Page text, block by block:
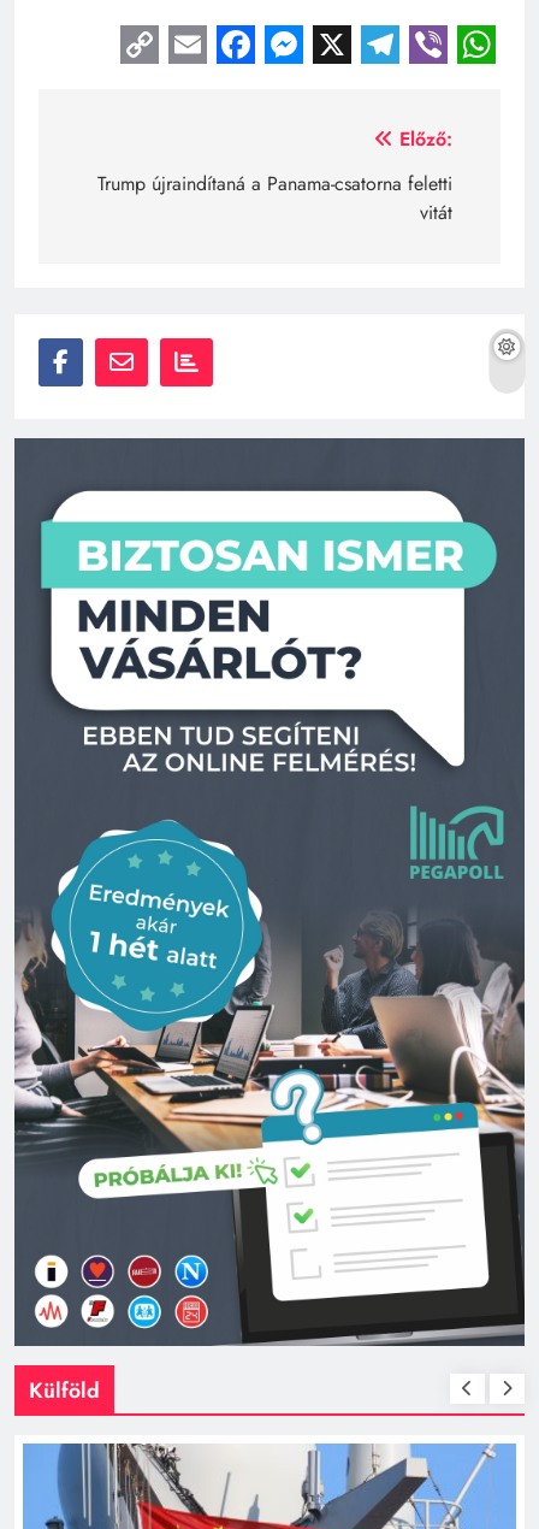
CopyEmailFacebook
Messenger
X Viber
navigáció
Előző:
Trump újraindítaná a Panama-csatorna feletti
vitát
Külföld